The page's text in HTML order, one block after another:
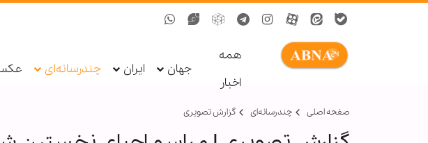
همه
اخبار
جهان ایران چندرسانه‌ای
صفحه اصلی چندرسانه‌ای گزارش تصويری